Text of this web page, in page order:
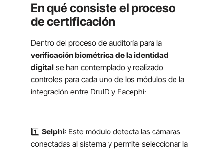
En qué consiste el proceso
de certificación
Dentro del proceso de auditoría para la
verificación biométrica de la identidad
digitalse han contemplado y realizado
controles para cada uno de los módulos de la
integración entre DruID y Facephi:
1️⃣ Selphi: Este módulo detecta las cámaras
conectadas al sistema y permite seleccionar la